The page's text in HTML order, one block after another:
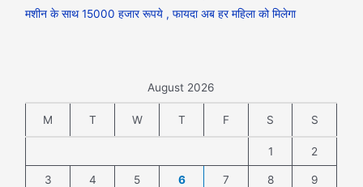
मशीन के साथ 15000 हजार रूपये , फायदा अब हर महिला को मिलेगा
August 2026
M T W T F S S
1 2
3 4 5 6 7 8 9